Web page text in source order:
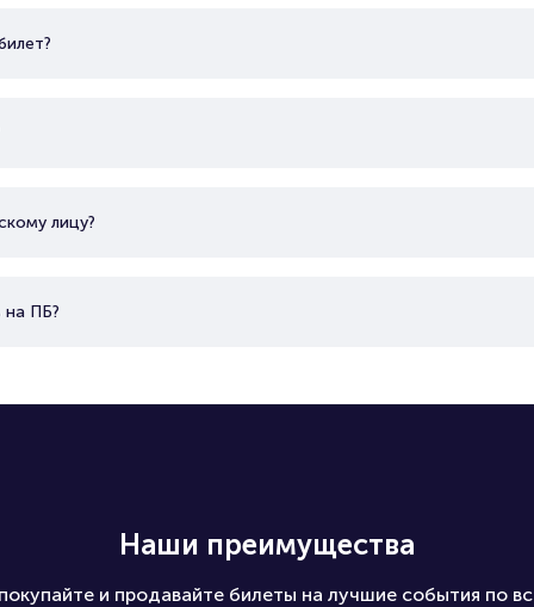
лицу?
на ПБ?
Наши преимущества
и продавайте билеты на лучшие события по